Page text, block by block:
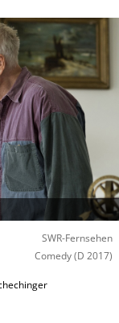
SWR-Fernsehen
Comedy(D 2017)